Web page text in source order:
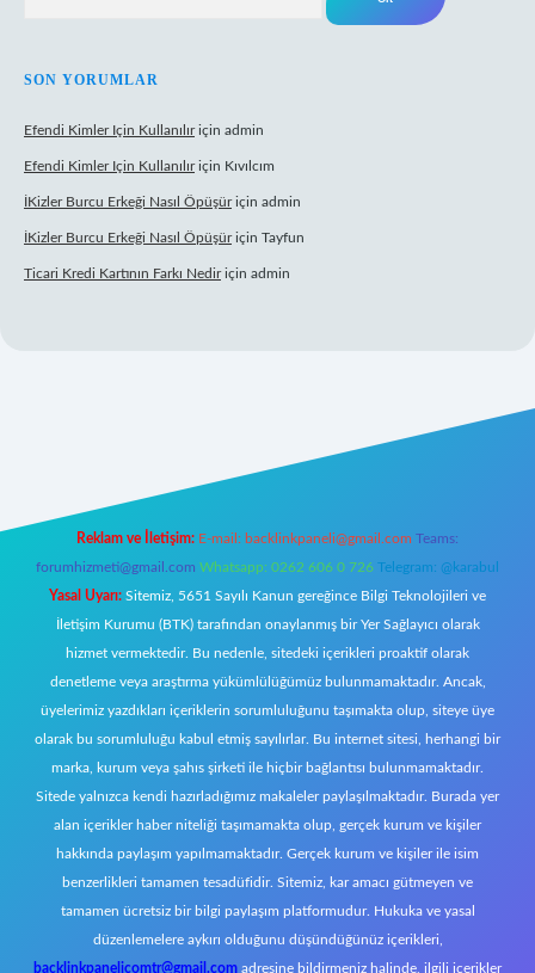
SON YORUMLAR
Efendi Kimler Için Kullanılıriçin admin
Efendi Kimler Için Kullanılıriçin Kıvılcım
İKizler Burcu Erkeği Nasıl Öpüşüriçin admin
İKizler Burcu Erkeği Nasıl Öpüşüriçin Tayfun
Ticari Kredi Kartının Farkı Nediriçin admin
Reklam ve İletişim: E-mail: backlinkpaneli@gmail.com Teams:
forumhizmeti@gmail.com Whatsapp: 0262 606 0 726 Telegram: @karabul
Yasal Uyarı: Sitemiz, 5651 Sayılı Kanun gereğince Bilgi Teknolojileri ve
İletişim Kurumu (BTK) tarafından onaylanmış bir Yer Sağlayıcı olarak
hizmet vermektedir. Bu nedenle, sitedeki içerikleri proaktif olarak
denetleme veya araştırma yükümlülüğümüz bulunmamaktadır. Ancak,
üyelerimiz yazdıkları içeriklerin sorumluluğunu taşımakta olup, siteye üye
olarak bu sorumluluğu kabul etmiş sayılırlar. Bu internet sitesi, herhangi bir
marka, kurum veya şahıs şirketi ile hiçbir bağlantısı bulunmamaktadır.
Sitede yalnızca kendi hazırladığımız makaleler paylaşılmaktadır. Burada yer
alan içerikler haber niteliği taşımamakta olup, gerçek kurum ve kişiler
hakkında paylaşım yapılmamaktadır. Gerçek kurum ve kişiler ile isim
benzerlikleri tamamen tesadüfidir. Sitemiz, kar amacı gütmeyen ve
tamamen ücretsiz bir bilgi paylaşım platformudur. Hukuka ve yasal
düzenlemelere aykırı olduğunu düşündüğünüz içerikleri,
backlinkpanelicomtr@gmail.com adresine bildirmeniz halinde, ilgili içerikler